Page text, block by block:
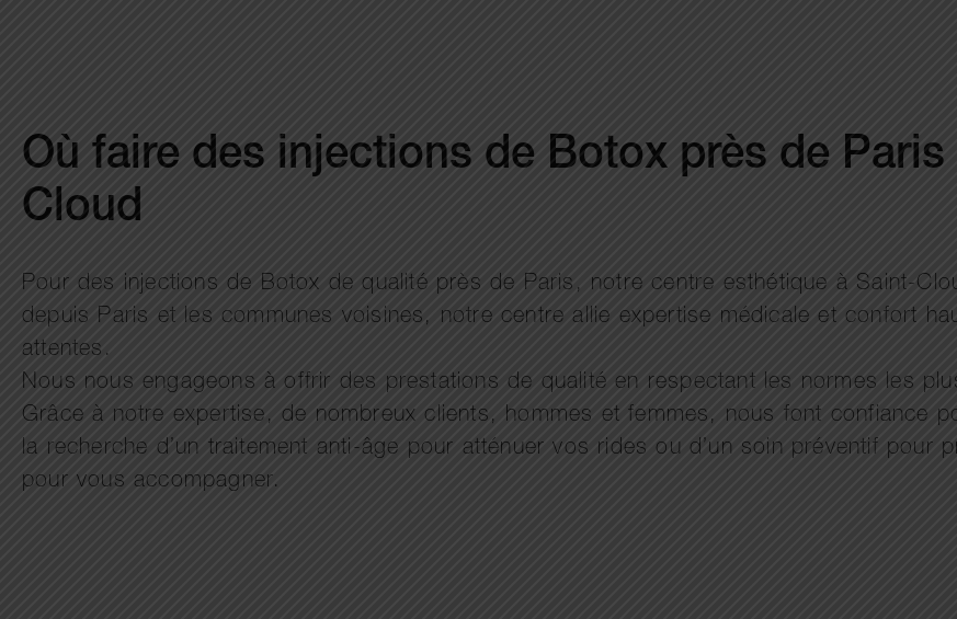
Où faire des injections de Botox près de
Cloud
Pour des injections de Botox de qualité près de Paris, notre centre esthétique à Saint-
depuis Paris et les communes voisines, notre centre allie expertise médicale et confort
attentes.
Nous nous engageons à offrir des prestations de qualité en respectant les normes les
Grâce à notre expertise, de nombreux clients, hommes et femmes, nous font confiance
la recherche d’un traitement anti-âge pour atténuer vos rides ou d’un soin préventif pour
pour vous accompagner.